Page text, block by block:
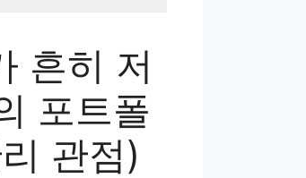
흔히 저
포트폴
관점)